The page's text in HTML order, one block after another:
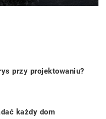
przy projektowaniu?
każdy dom